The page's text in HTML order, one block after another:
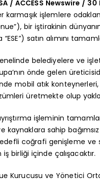
/ ACCESS Newswire /
karmaşık işlemlere
bir iştirakinin
satın alımını
belediyelere ve
önde gelen
mobil atık
üretmekte olup
işleminin
kaynaklara sahip
coğrafi genişleme ve
iş birliği içinde çalışacaktır.
Kurucusu ve Yönetici